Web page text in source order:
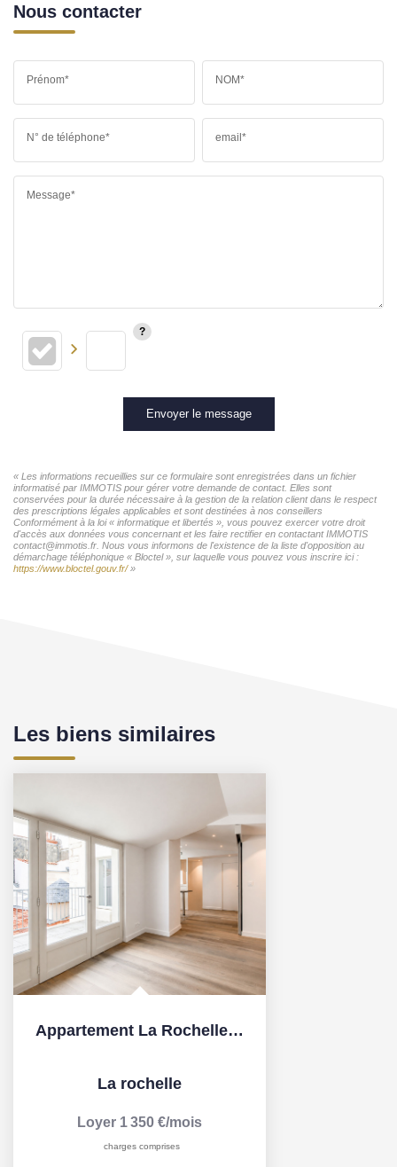
Nous contacter
Prénom* NOM*
N° de téléphone* email*
Message*
Envoyer le message
« Les informations recueillies sur ce formulaire sont enregistrées dans un fichier
informatisé par IMMOTIS pour gérer votre demande de contact. Elles sont
conservées pour la durée nécessaire à la gestion de la relation client dans le respect
des prescriptions légales applicables et sont destinées à nos conseillers
Conformément à la loi « informatique et libertés », vous pouvez exercer votre droit
d'accès aux données vous concernant et les faire rectifier en contactant IMMOTIS
contact@immotis.fr. Nous vous informons de l'existence de la liste d'opposition au
démarchage téléphonique « Bloctel », sur laquelle vous pouvez vous inscrire ici :
https://www.bloctel.gouv.fr/»
Les biens similaires
Appartement La Rochelle 3 pièce(s) 68.10 m2
La rochelle
Loyer 1 350 €/mois
charges comprises